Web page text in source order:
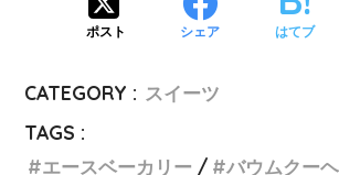
ポスト シェア はてブ
CATEGORY : スイーツ
TAGS :
エースベーカリー
バウムクー